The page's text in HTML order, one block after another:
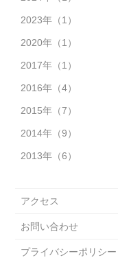
2023年 （1）
2020年 （1）
2017年 （1）
2016年 （4）
2015年 （7）
2014年 （9）
2013年 （6）
アクセス
お問い合わせ
プライバシーポリシー